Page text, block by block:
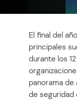
El final del
principales
durante los
panorama de
de seguridad